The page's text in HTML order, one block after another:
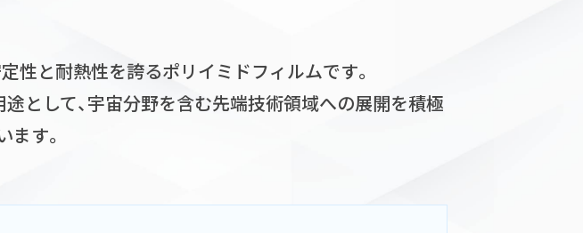
性と耐熱性を誇るポリイミドフィルムです。
として、宇宙分野を含む先端技術領域への展開を積極
ます。